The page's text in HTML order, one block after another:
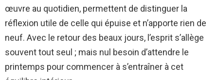
œuvre au quotidien, permettent de distinguer la
réflexion utile de celle qui épuise et n’apporte rien de
neuf. Avec le retour des beaux jours, l’esprit s’allège
souvent tout seul ; mais nul besoin d’attendre le
printemps pour commencer à s’entraîner à cet